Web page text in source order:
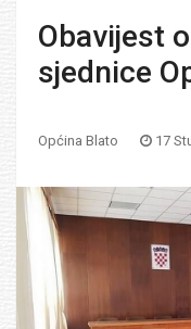
Obavijest
sjednice
Općina Blato 17